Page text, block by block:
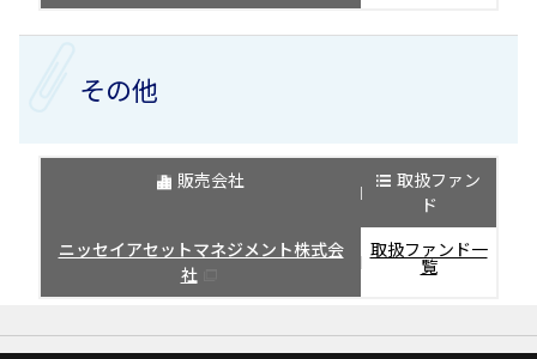
その他
販売会社
取扱ファン
ド
ニッセイアセットマネジメント株式会
社
取扱ファンド一
覧